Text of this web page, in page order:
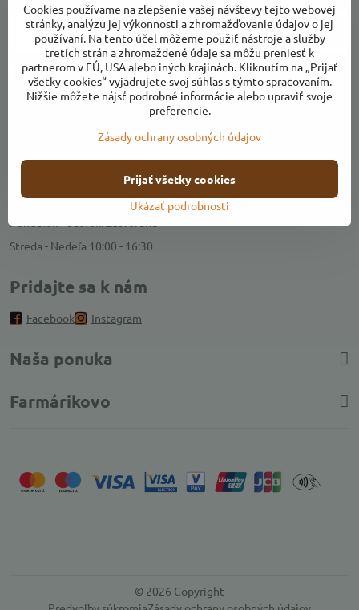
Odoberať
Chcem sa prihlásiť k odberu noviniek e-mailom
Otváracie hodiny
Predajňa
Pondelok - Utorok: Zatvorené
Streda - Nedeľa 10:00 - 16:30
Pridajte sa k nám
Facebook Instagram
Naša ponuka
Farmárikovo
© 2026 Copyright
Cookies používame na zlepšenie vašej návštevy tejto webovej
stránky, analýzu jej výkonnosti a zhromažďovanie údajov o jej
používaní. Na tento účel môžeme použiť nástroje a služby
tretích strán a zhromaždené údaje sa môžu preniesť k
partnerom v EÚ, USA alebo iných krajinách. Kliknutím na „Prijať
všetky cookies“ vyjadrujete svoj súhlas s týmto spracovaním.
Nižšie môžete nájsť podrobné informácie alebo upraviť svoje
preferencie.
Zásady ochrany osobných údajov
Ukázať podrobnosti
Prijať všetky cookies